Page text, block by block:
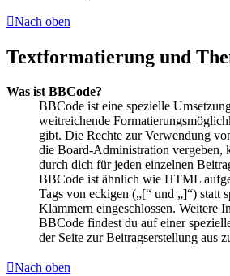
Nach oben
Textformatierung und
Was ist BBCode?
BBCode ist eine spezielle
weitreichende
gibt. Die Rechte zur Verwendung
die Board-Administration vergeben,
durch dich für jeden einzelnen
BBCode ist ähnlich wie HTML
Tags von eckigen („[“ und „]“) statt
Klammern eingeschlossen. Weitere
BBCode findest du auf einer
der Seite zur Beitragserstellung aus
Nach oben